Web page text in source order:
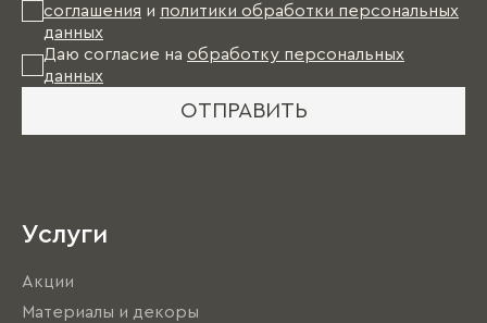
соглашения и политики обработки персональных
данных
Даю согласие на обработку персональных
данных
ОТПРАВИТЬ
Услуги
Акции
Материалы и декоры